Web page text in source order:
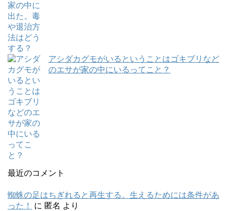
アシダカグモがいるということはゴキブリなど
のエサが家の中にいるってこと？
最近のコメント
蜘蛛の足はちぎれると再生する。生えるためには条件があ
った！
に 匿名 より